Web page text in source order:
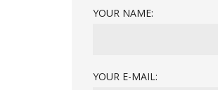
YOUR NAME:
YOUR E-MAIL: